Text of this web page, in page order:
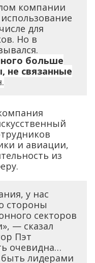
компании
для
Но в
больше
не связанные
и авиации,
из
у нас
стороны
секторов
— сказал
Пэт
очевидна…
лидерами